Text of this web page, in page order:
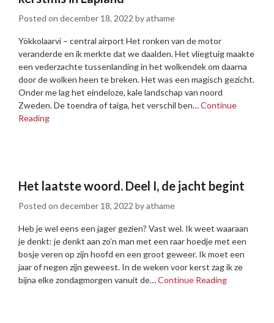
Posted on december 18, 2022 byathame
Yökkolaarvi – central airport Het ronken van de motor
veranderde en ik merkte dat we daalden. Het vliegtuig maakte
een vederzachte tussenlanding in het wolkendek om daarna
door de wolken heen te breken. Het was een magisch gezicht.
Onder me lag het eindeloze, kale landschap van noord
Zweden. De toendra of taiga, het verschil ben…Continue
Reading
Het laatste woord. Deel I, de jacht begint
Posted on december 18, 2022 byathame
Heb je wel eens een jager gezien? Vast wel. Ik weet waaraan
je denkt: je denkt aan zo’n man met een raar hoedje met een
bosje veren op zijn hoofd en een groot geweer. Ik moet een
jaar of negen zijn geweest. In de weken voor kerst zag ik ze
bijna elke zondagmorgen vanuit de…Continue Reading